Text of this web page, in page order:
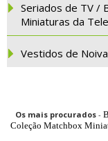
Seriados de TV /
Miniaturas da
Vestidos de
Os mais procurados-
Coleção Matchbox